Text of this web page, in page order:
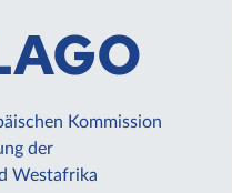
EU-
Sie suchen
Projekten in